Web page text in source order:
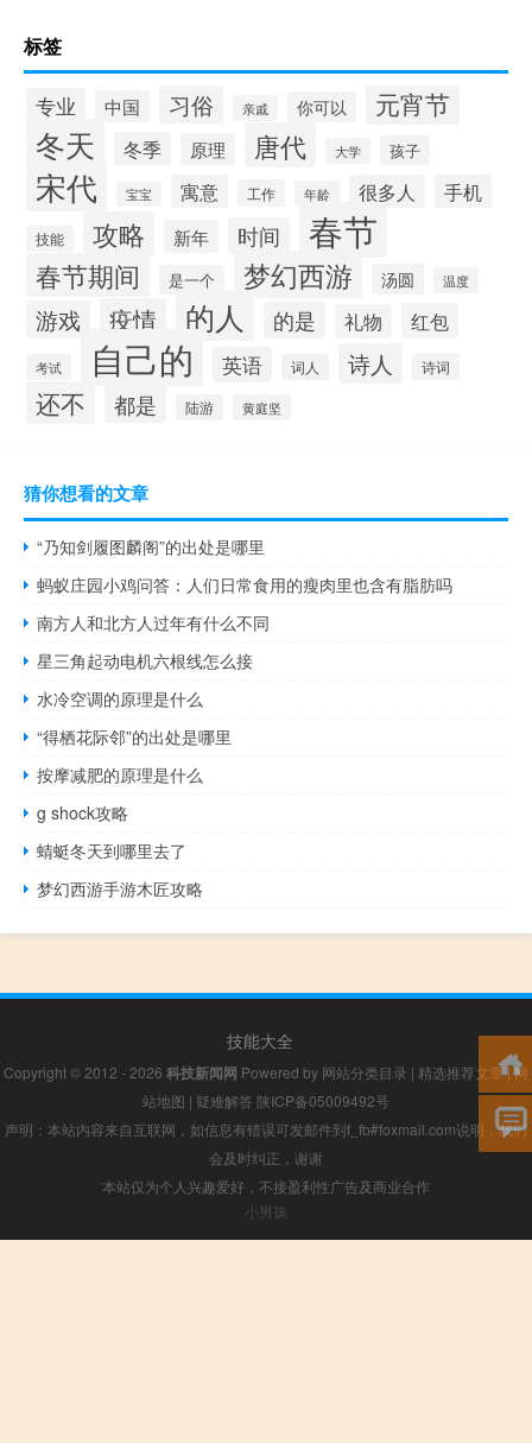
标签
专业 中国 习俗 亲戚 你可以 元宵节
冬天 冬季 原理 唐代 大学 孩子
宋代 宝宝 寓意 工作 年龄 很多人 手机
技能 攻略 新年 时间 春节
春节期间 是一个 梦幻西游 汤圆 温度
游戏 疫情 的人 的是 礼物 红包
考试 自己的 英语 词人 诗人 诗词
还不 都是 陆游 黄庭坚
猜你想看的文章
“乃知剑履图麟阁”的出处是哪里
蚂蚁庄园小鸡问答：人们日常食用的瘦肉里也含有脂肪吗
南方人和北方人过年有什么不同
星三角起动电机六根线怎么接
水冷空调的原理是什么
“得栖花际邻”的出处是哪里
按摩减肥的原理是什么
g shock攻略
蜻蜓冬天到哪里去了
梦幻西游手游木匠攻略
技能大全
Copyright © 2012 - 2026 科技新闻网 Powered by 网站分类目录 | 精选推荐文章|网
站地图 | 疑难解答 陕ICP备05009492号
声明：本站内容来自互联网，如信息有错误可发邮件到f_fb#foxmail.com说明，我们
会及时纠正，谢谢
本站仅为个人兴趣爱好，不接盈利性广告及商业合作
小男孩